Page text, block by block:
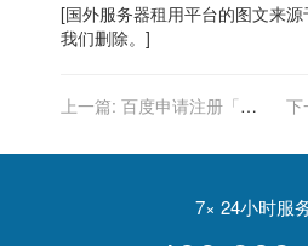
[国外服务器租用平台的图文来
我们删除。]
上一篇: 百度申请注册「度
下
局
7× 24小时服